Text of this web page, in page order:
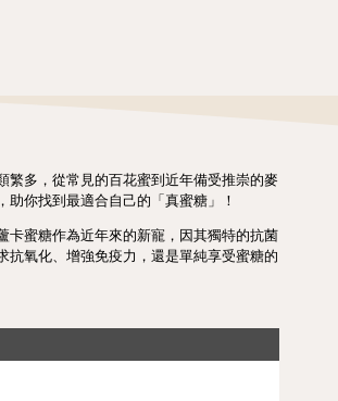
多，從常見的百花蜜到近年備受推崇的麥
你找到最適合自己的「真蜜糖」！
卡蜜糖作為近年來的新寵，因其獨特的抗菌
氧化、增強免疫力，還是單純享受蜜糖的